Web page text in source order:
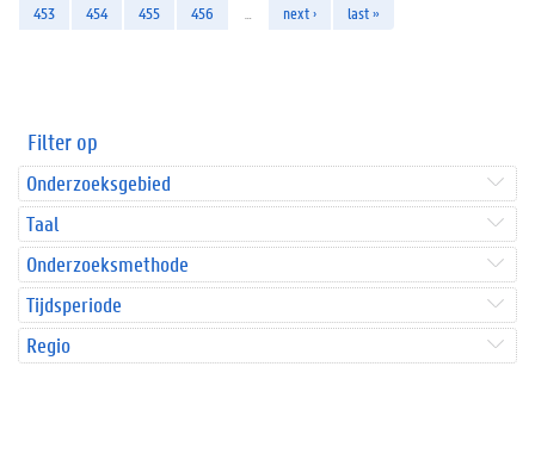
453
454 455 456 next › last »
Filter op
Onderzoeksgebied
Taal
Onderzoeksmethode
Tijdsperiode
Regio